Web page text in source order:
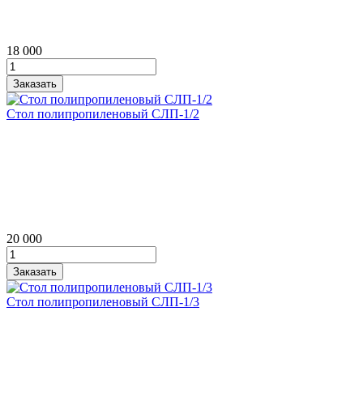
18 000
Стол полипропиленовый СЛП‑1/2
20 000
Стол полипропиленовый СЛП‑1/3